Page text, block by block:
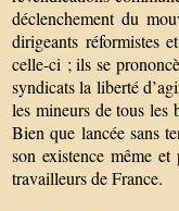
déclenchement du
dirigeants réformistes
celle-ci ; ils se
syndicats la liberté
les mineurs de tous les
Bien que lancée sans
son existence même et
travailleurs de France.